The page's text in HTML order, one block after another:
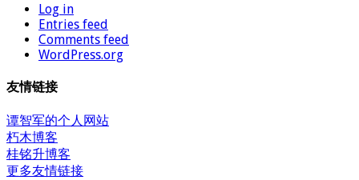
Log in
Entries feed
Comments feed
WordPress.org
友情链接
谭智军的个人网站
朽木博客
桂铭升博客
更多友情链接